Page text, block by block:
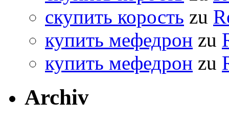
скупить корость zu
купить мефедрон zu
купить мефедрон zu
Archiv